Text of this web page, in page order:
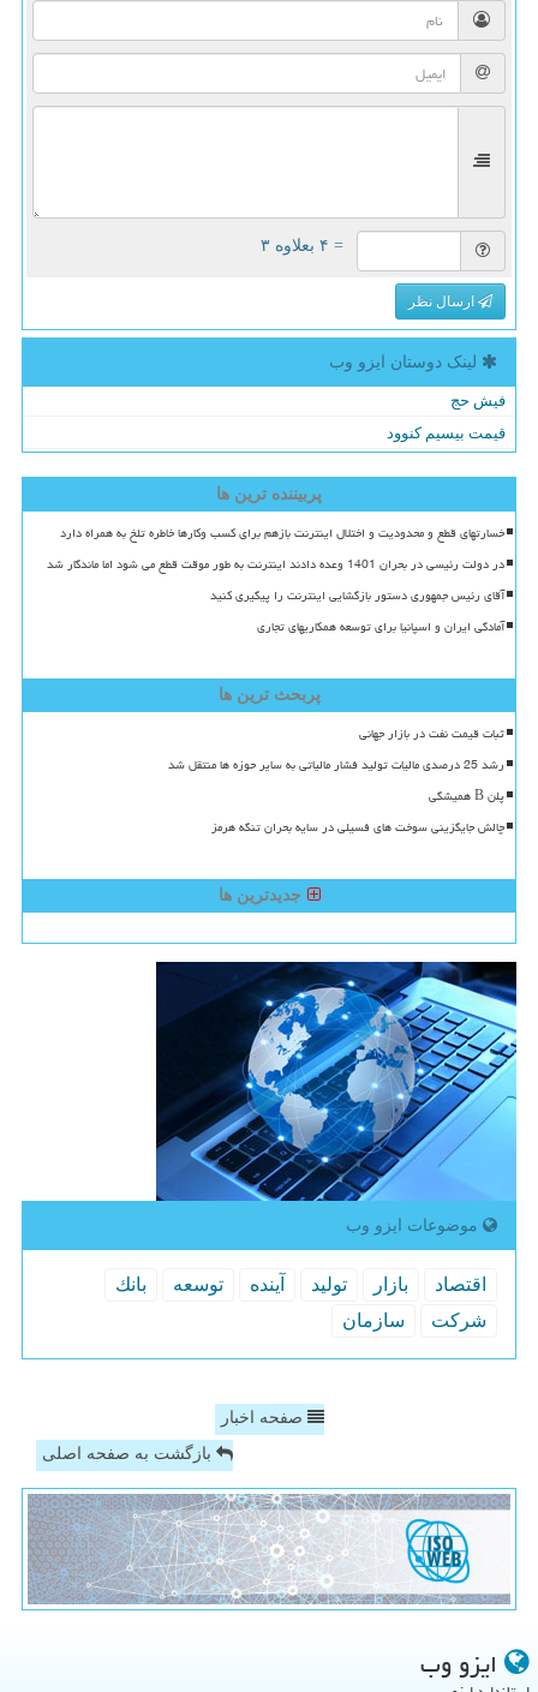
= ۴ بعلاوه ۳
ارسال نظر
لینک دوستان ایزو وب
فیش حج
قیمت بیسیم کنوود
پربیننده ترین ها
خسارتهای قطع و محدودیت و اختلال اینترنت بازهم برای کسب وکارها خاطره تلخ به همراه دارد
در دولت رئیسی در بحران 1401 وعده دادند اینترنت به طور موقت قطع می شود اما ماندگار شد
آقای رئیس جمهوری دستور بازگشایی اینترنت را پیگیری کنید
آمادگی ایران و اسپانیا برای توسعه همکاریهای تجاری
پربحث ترین ها
ثبات قیمت نفت در بازار جهانی
رشد 25 درصدی مالیات تولید فشار مالیاتی به سایر حوزه ها منتقل شد
پلن B همیشگی
چالش جایگزینی سوخت های فسیلی در سایه بحران تنگه هرمز
جدیدترین ها
موضوعات ایزو وب
اقتصاد بازار تولید آینده توسعه
بانك
شركت
سازمان
صفحه اخبار
بازگشت به صفحه اصلی
ایزو وب